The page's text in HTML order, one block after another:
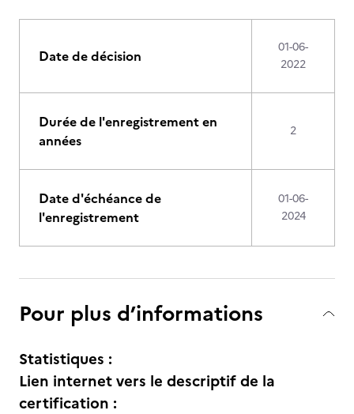
Date de décision
01-06-
2022
Durée de l'enregistrement en
années
2
Date d'échéance de
l'enregistrement
01-06-
2024
Pour plus d’informations
Statistiques :
Lien internet vers le descriptif de la
certification :